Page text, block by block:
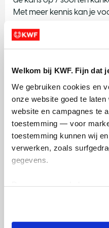
Welkom bij KWF. Fijn dat
We gebruiken cookies en
onze website goed te
website en campagnes te
toestemming — voor
toestemming kunnen wij
verwerken, zoals
gegevens.
tonen. Je kunt je
intrekken via Cookie
Met meer kennis kan je
Test je kennis over
Bij het Expertisecentrum
cijfers over alcohol en
Meer informatie
Alcoholinfo.nl
Gezonde Generatie
MDL Fonds
Wat weten